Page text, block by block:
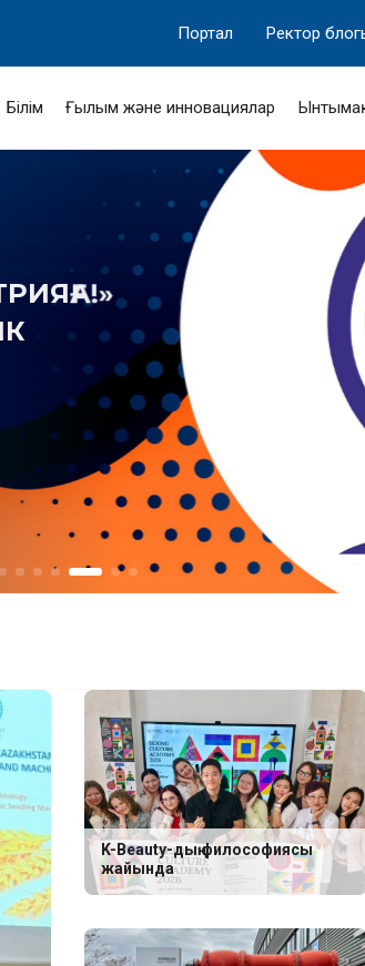
Ректор
Портал
Білім Ғылым және инновациялар
K-Beauty-дың философиясы
жайында